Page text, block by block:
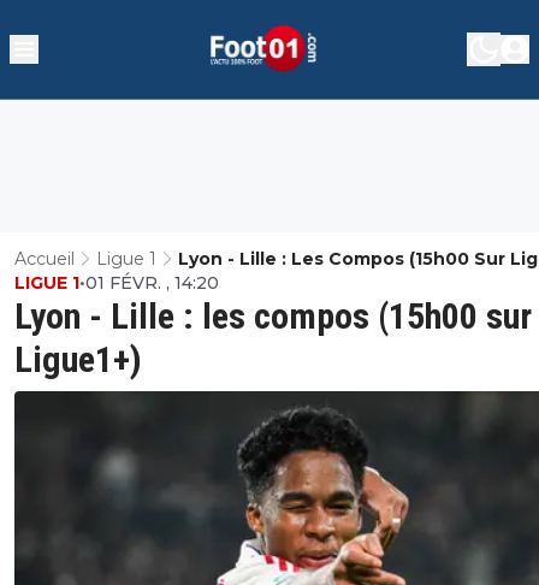
Accueil Ligue 1 Lyon - Lille : Les Compos (15h00 Sur
Lyon - Lille : les compos (15h00 sur
Ligue1+)
LIGUE 1•01 FÉVR. , 14:20